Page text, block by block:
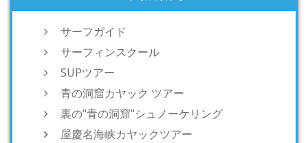
サーフガイド
サーフィンスクール
SUPツアー
青の洞窟カヤック ツアー
裏の"青の洞窟"シュノーケリング
屋慶名海峡カヤックツアー